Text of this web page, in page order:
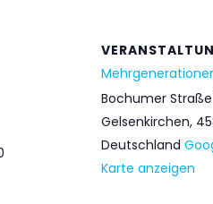
Bochumer Straße
Gelsenkirchen,
Deutschland
Karte anzeigen